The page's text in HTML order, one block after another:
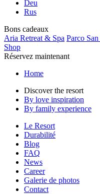
Deu
Rus
Bons cadeaux
Aria Retreat & Spa Parco
Shop
Réservez maintenant
Home
Discover the resort
By love inspiration
By family experience
Le Resort
Durabilité
Blog
FAQ
News
Career
Galerie de photos
Contact